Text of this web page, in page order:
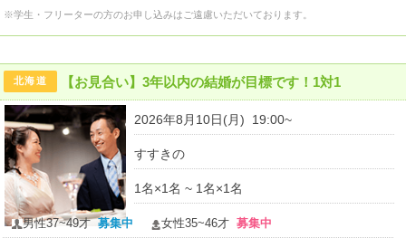
※学生・フリーターの方のお申し込みはご遠慮いただいております。
北海道 【お見合い】3年以内の結婚が目標です！1対1
2026年8月10日(月) 19:00~
すすきの
1名×1名 ~ 1名×1名
男性37~49才募集中 女性35~46才募集中